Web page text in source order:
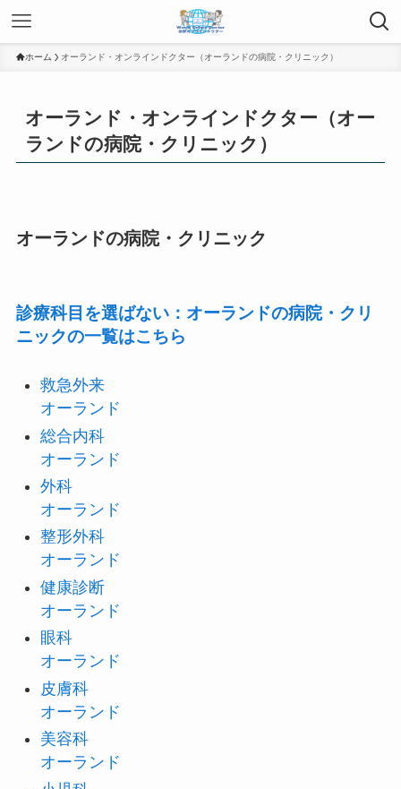
ホーム オーランド・オンラインドクター（オーランドの病院・クリニック）
オーランド・オンラインドクター（オー
ランドの病院・クリニック）
オーランドの病院・クリニック
診療科目を選ばない：オーランドの病院・クリ
ニックの一覧はこちら
救急外来
オーランド
総合内科
オーランド
外科
オーランド
整形外科
オーランド
健康診断
オーランド
眼科
オーランド
皮膚科
オーランド
美容科
オーランド